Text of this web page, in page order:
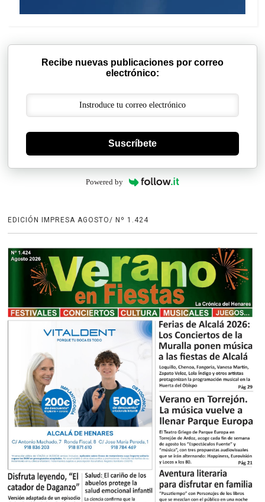
Recibe nuevas publicaciones por correo
electrónico:
Suscríbete
Powered by
EDICIÓN IMPRESA AGOSTO/ Nº 1.424